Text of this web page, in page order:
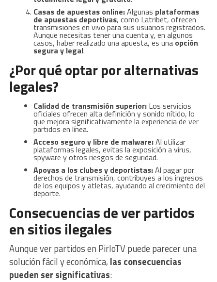
Casas de apuestas online:Algunas plataformas
de apuestas deportivas, como Latribet, ofrecen
transmisiones en vivo para sus usuarios registrados.
Aunque necesitas tener una cuenta y, en algunos
casos, haber realizado una apuesta, es unaopción
segura y legal.
¿Por qué optar por alternativas
legales?
Calidad de transmisión superior:Los servicios
oficiales ofrecen alta definición y sonido nítido, lo
que mejora significativamente la experiencia de ver
partidos en línea.
Acceso seguro y libre de malware:Al utilizar
plataformas legales, evitas la exposición a virus,
spyware y otros riesgos de seguridad.
Apoyas a los clubes y deportistas:Al pagar por
derechos de transmisión, contribuyes a los ingresos
de los equipos y atletas, ayudando al crecimiento del
deporte.
Consecuencias de ver partidos
en sitios ilegales
Aunque ver partidos en PirloTV puede parecer una
solución fácil y económica, las consecuencias
pueden ser significativas: